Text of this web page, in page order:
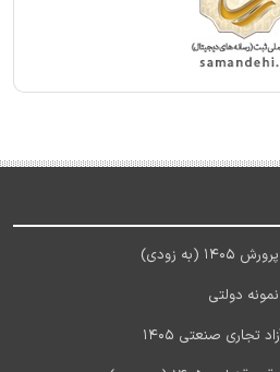
زودی)
دولتی
صنعتی 1405